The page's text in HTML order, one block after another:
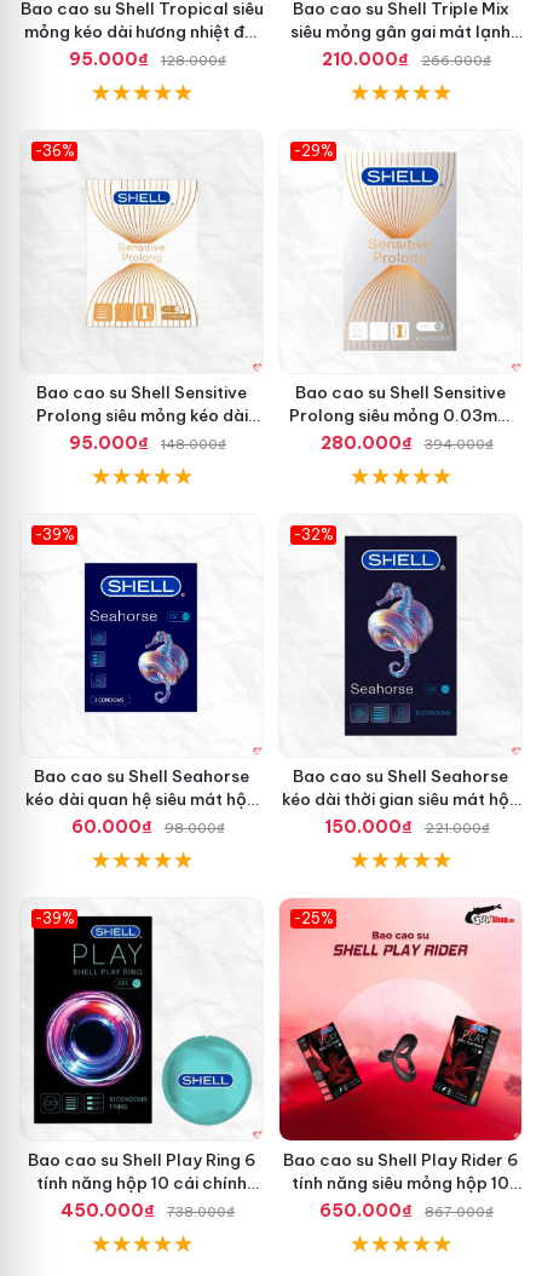
Bao cao su Shell Tropical siêu
mỏng kéo dài hương nhiệt đới
an toàn
95.000₫ 128.000₫
Bao cao su Shell Triple Mix
siêu mỏng gân gai mát lạnh
hộp 12 cái
210.000₫ 266.000₫
-36%
Bao cao su Shell Sensitive
Prolong siêu mỏng kéo dài
thời gian hộp 3 cái
95.000₫ 148.000₫
-29%
Bao cao su Shell Sensitive
Prolong siêu mỏng 0.03mm
kéo dài thời gian
280.000₫ 394.000₫
-39%
Bao cao su Shell Seahorse
kéo dài quan hệ siêu mát hộp
3 cái
60.000₫ 98.000₫
-32%
Bao cao su Shell Seahorse
kéo dài thời gian siêu mát hộp
10 cái
150.000₫ 221.000₫
-39%
Bao cao su Shell Play Ring 6
tính năng hộp 10 cái chính
hãng, tặng vòng keo kéo dài
450.000₫ 738.000₫
-25%
Bao cao su Shell Play Rider 6
tính năng siêu mỏng hộp 10
cái tặng vòng kéo dài thời
650.000₫ 867.000₫